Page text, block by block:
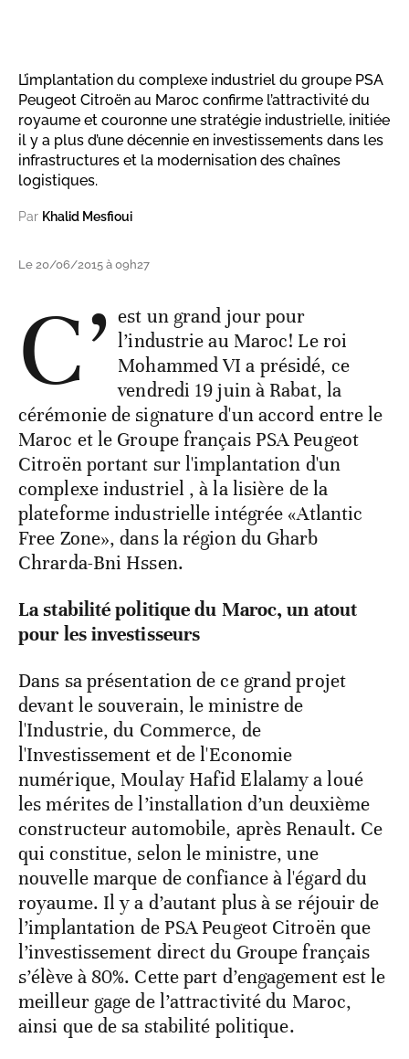
L’implantation du complexe industriel du groupe PSA
Peugeot Citroën au Maroc confirme l’attractivité du
royaume et couronne une stratégie industrielle, initiée
il y a plus d’une décennie en investissements dans les
infrastructures et la modernisation des chaînes
logistiques.
Par Khalid Mesfioui
Le 20/06/2015 à 09h27
C’ est un grand jour pour
l’industrie au Maroc! Le roi
Mohammed VI a présidé, ce
vendredi 19 juin à Rabat, la
cérémonie de signature d'un accord entre le
Maroc et le Groupe français PSA Peugeot
Citroën portant sur l'implantation d'un
complexe industriel , à la lisière de la
plateforme industrielle intégrée «Atlantic
Free Zone», dans la région du Gharb
Chrarda-Bni Hssen.
La stabilité politique du Maroc, un atout
pour les investisseurs
Dans sa présentation de ce grand projet
devant le souverain, le ministre de
l'Industrie, du Commerce, de
l'Investissement et de l'Economie
numérique, Moulay Hafid Elalamy a loué
les mérites de l’installation d’un deuxième
constructeur automobile, après Renault. Ce
qui constitue, selon le ministre, une
nouvelle marque de confiance à l'égard du
royaume. Il y a d’autant plus à se réjouir de
l’implantation de PSA Peugeot Citroën que
l’investissement direct du Groupe français
s’élève à 80%. Cette part d’engagement est le
meilleur gage de l’attractivité du Maroc,
ainsi que de sa stabilité politique.